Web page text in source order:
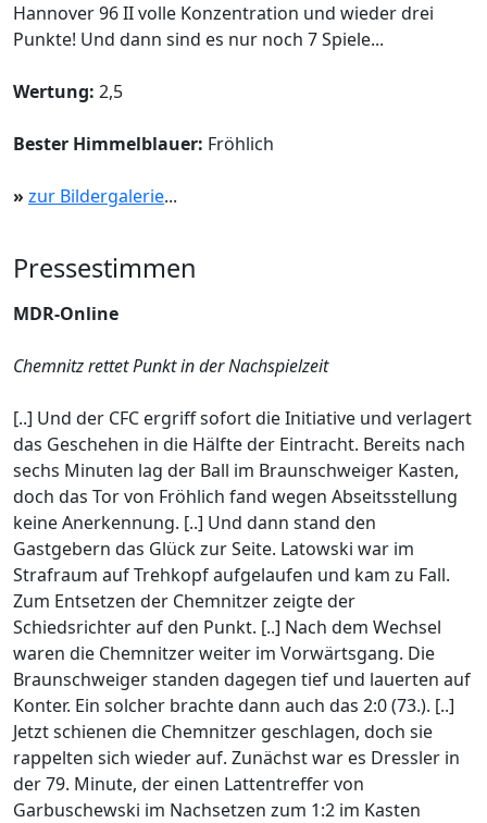
Hannover 96 II volle Konzentration und wieder drei
Punkte! Und dann sind es nur noch 7 Spiele...
Wertung: 2,5
Bester Himmelblauer: Fröhlich
» zur Bildergalerie...
Pressestimmen
MDR-Online
Chemnitz rettet Punkt in der Nachspielzeit
[..] Und der CFC ergriff sofort die Initiative und verlagert
das Geschehen in die Hälfte der Eintracht. Bereits nach
sechs Minuten lag der Ball im Braunschweiger Kasten,
doch das Tor von Fröhlich fand wegen Abseitsstellung
keine Anerkennung. [..] Und dann stand den
Gastgebern das Glück zur Seite. Latowski war im
Strafraum auf Trehkopf aufgelaufen und kam zu Fall.
Zum Entsetzen der Chemnitzer zeigte der
Schiedsrichter auf den Punkt. [..] Nach dem Wechsel
waren die Chemnitzer weiter im Vorwärtsgang. Die
Braunschweiger standen dagegen tief und lauerten auf
Konter. Ein solcher brachte dann auch das 2:0 (73.). [..]
Jetzt schienen die Chemnitzer geschlagen, doch sie
rappelten sich wieder auf. Zunächst war es Dressler in
der 79. Minute, der einen Lattentreffer von
Garbuschewski im Nachsetzen zum 1:2 im Kasten